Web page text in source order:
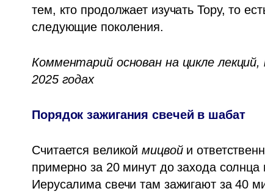
тем, кто продолжает изучать Тору, то
следующие поколения.
Комментарий основан на цикле
2025 годах
Порядок зажигания свечей в шабат
Считается великой мицвой и
примерно за 20 минут до захода солнца
Иерусалима свечи там зажигают за 40